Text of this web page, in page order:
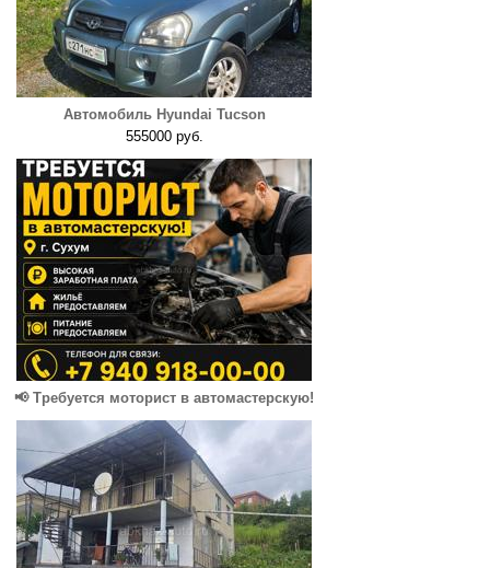
Автомобиль Hyundai Tucson
555000 руб.
📢 Требуется моторист в автомастерскую!